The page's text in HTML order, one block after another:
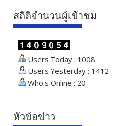
สถิติจำนวนผู้เข้าชม
Users Today : 1008
Users Yesterday : 1412
Who's Online : 20
หัวข้อข่าว